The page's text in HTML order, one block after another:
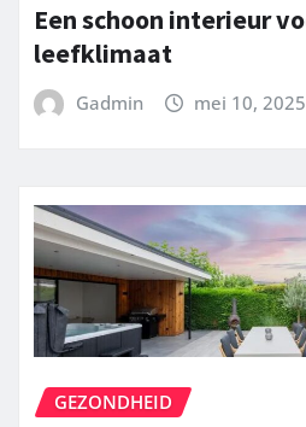
Een schoon interieur
leefklimaat
Gadmin mei 10, 2025
GEZONDHEID